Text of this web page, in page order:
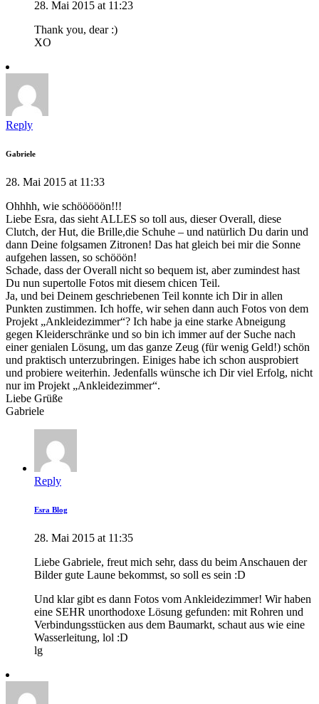
28. Mai 2015 at 11:23
Thank you, dear :)
XO
Reply
Gabriele
28. Mai 2015 at 11:33
Ohhhh, wie schööööön!!!
Liebe Esra, das sieht ALLES so toll aus, dieser Overall, diese
Clutch, der Hut, die Brille,die Schuhe – und natürlich Du darin und
dann Deine folgsamen Zitronen! Das hat gleich bei mir die Sonne
aufgehen lassen, so schööön!
Schade, dass der Overall nicht so bequem ist, aber zumindest hast
Du nun supertolle Fotos mit diesem chicen Teil.
Ja, und bei Deinem geschriebenen Teil konnte ich Dir in allen
Punkten zustimmen. Ich hoffe, wir sehen dann auch Fotos von dem
Projekt „Ankleidezimmer“? Ich habe ja eine starke Abneigung
gegen Kleiderschränke und so bin ich immer auf der Suche nach
einer genialen Lösung, um das ganze Zeug (für wenig Geld!) schön
und praktisch unterzubringen. Einiges habe ich schon ausprobiert
und probiere weiterhin. Jedenfalls wünsche ich Dir viel Erfolg, nicht
nur im Projekt „Ankleidezimmer“.
Liebe Grüße
Gabriele
Reply
Esra Blog
28. Mai 2015 at 11:35
Liebe Gabriele, freut mich sehr, dass du beim Anschauen der
Bilder gute Laune bekommst, so soll es sein :D
Und klar gibt es dann Fotos vom Ankleidezimmer! Wir haben
eine SEHR unorthodoxe Lösung gefunden: mit Rohren und
Verbindungsstücken aus dem Baumarkt, schaut aus wie eine
Wasserleitung, lol :D
lg